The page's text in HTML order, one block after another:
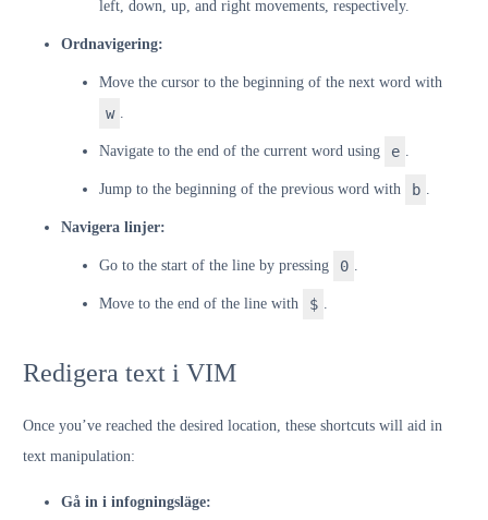
left, down, up, and right movements, respectively.
Ordnavigering:
Move the cursor to the beginning of the next word with
w
Navigate to the end of the current word using e
Jump to the beginning of the previous word with b
Navigera linjer:
Go to the start of the line by pressing 0
Move to the end of the line with $
Redigera text i VIM
Once you’ve reached the desired location, these shortcuts will aid in
text manipulation:
Gå in i infogningsläge: